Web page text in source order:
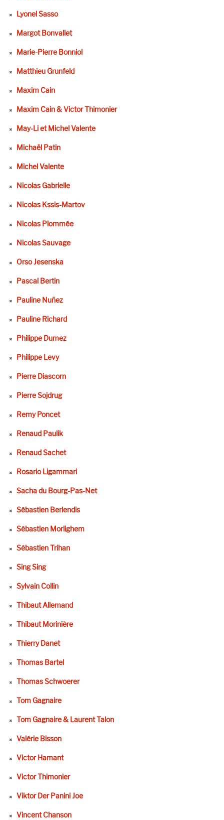
Lyonel Sasso
Margot Bonvallet
Marie-Pierre Bonniol
Matthieu Grunfeld
Maxim Cain
Maxim Cain & Victor Thimonier
May-Li et Michel Valente
Michaël Patin
Michel Valente
Nicolas Gabrielle
Nicolas Kssis-Martov
Nicolas Plommée
Nicolas Sauvage
Orso Jesenska
Pascal Bertin
Pauline Nuñez
Pauline Richard
Philippe Dumez
Philippe Levy
Pierre Diascorn
Pierre Sojdrug
Remy Poncet
Renaud Paulik
Renaud Sachet
Rosario Ligammari
Sacha du Bourg-Pas-Net
Sébastien Berlendis
Sébastien Morlighem
Sébastien Trihan
Sing Sing
Sylvain Collin
Thibaut Allemand
Thibaut Morinière
Thierry Danet
Thomas Bartel
Thomas Schwoerer
Tom Gagnaire
Tom Gagnaire & Laurent Talon
Valérie Bisson
Victor Hamant
Victor Thimonier
Viktor Der Panini Joe
Vincent Chanson